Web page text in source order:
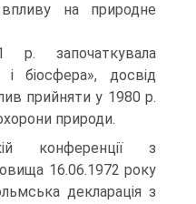
на природне
започаткувала
біосфера», досвід
прийняти у 1980 р.
природи.
конференції з
16.06.1972 року
декларація з